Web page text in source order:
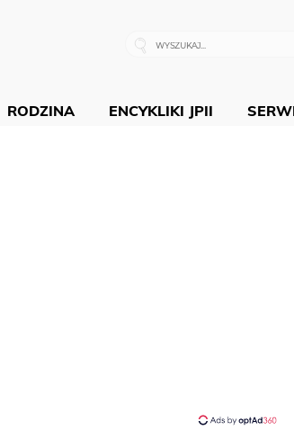
RODZINA ENCYKLIKI JPII